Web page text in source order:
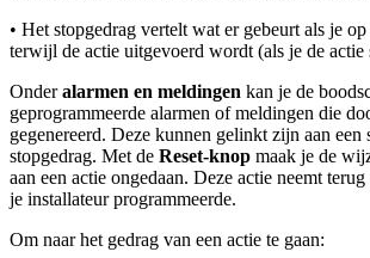
• Het stopgedrag vertelt wat er gebeurt als je
terwijl de actie uitgevoerd wordt (als je de actie
Onderalarmen en meldingen kan je de
geprogrammeerde alarmen of meldingen die
gegenereerd. Deze kunnen gelinkt zijn aan een
stopgedrag. Met de Reset-knop maak je de
aan een actie ongedaan. Deze actie neemt
je installateur programmeerde.
Om naar het gedrag van een actie te gaan: